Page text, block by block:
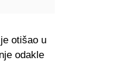
otišao u
odakle